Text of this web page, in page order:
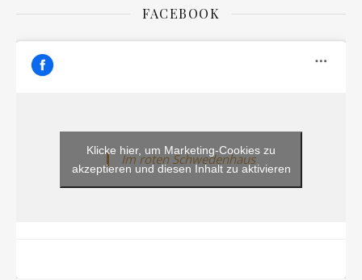
FACEBOOK
Im roten Schwedenhaus
Klicke hier, um Marketing-Cookies zu
akzeptieren und diesen Inhalt zu aktivieren